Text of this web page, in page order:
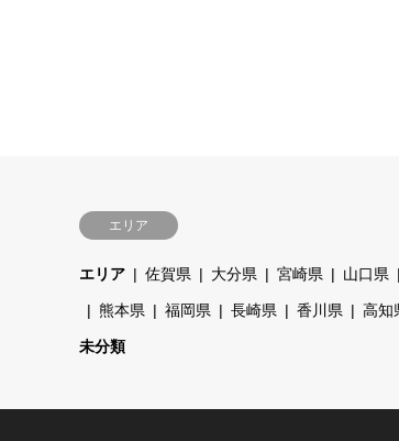
エリア
エリア 佐賀県 大分県 宮崎県 山口県
熊本県 福岡県 長崎県 香川県 高知
未分類